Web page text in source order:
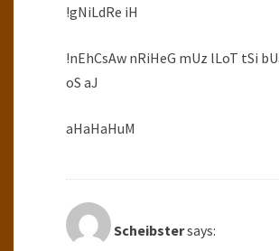
!gNiLdRe iH
!nEhCsAw nRiHeG mUz lLoT tSi
oS aJ
aHaHaHuM
Scheibstersays: